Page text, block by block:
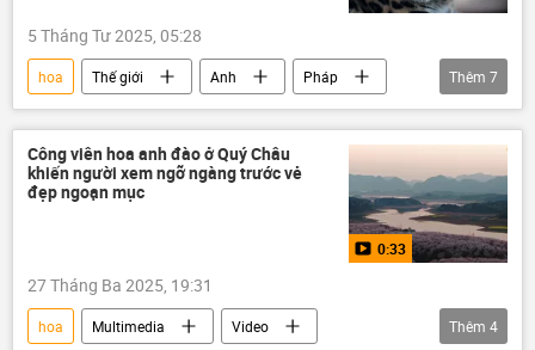
5 Tháng Tư 2025, 05:28
hoa Thế giới Anh
Pháp
Paris
Đài Loan
Trung Quốc
Đức
Xã hội
động vật
vườn thú
Thêm 7
Công viên hoa anh đào ở Quý Châu
khiến người xem ngỡ ngàng trước vẻ
đẹp ngoạn mục
0:33
27 Tháng Ba 2025, 19:31
hoa Multimedia
Video
Thêm 4